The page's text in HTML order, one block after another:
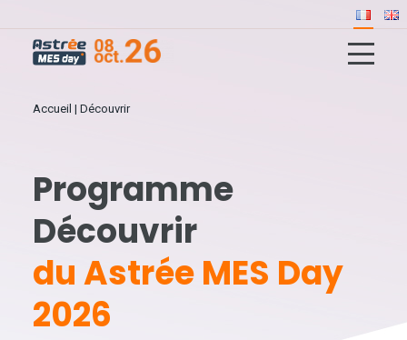
Accueil | Découvrir
Programme
Découvrir
du Astrée MES Day
2026